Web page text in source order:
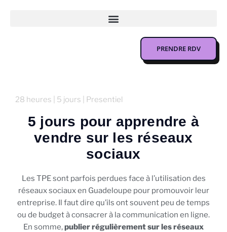
PRENDRE RDV
28 heures | 5 jours | Presentiel
5 jours pour apprendre à
vendre sur les réseaux
sociaux
Les TPE sont parfois perdues face à l’utilisation des
réseaux sociaux en Guadeloupe pour promouvoir leur
entreprise. Il faut dire qu’ils ont souvent peu de temps
ou de budget à consacrer à la communication en ligne.
En somme,publier régulièrement sur les réseaux